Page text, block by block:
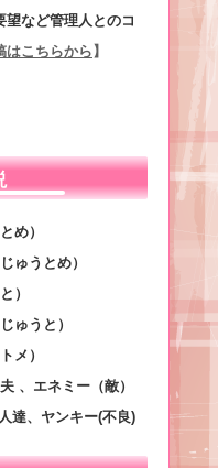
など管理人とのコ
はこちらから 】
め）
ゅうとめ）
）
ゅうと）
メ）
、エネミー（敵）
達、ヤンキー(不良)